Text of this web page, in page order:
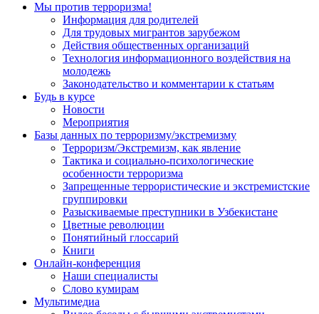
Мы против терроризма!
Информация для родителей
Для трудовых мигрантов зарубежом
Действия общественных организаций
Технология информационного воздействия на
молодежь
Законодательство и комментарии к статьям
Будь в курсе
Новости
Мероприятия
Базы данных по терроризму/экстремизму
Терроризм/Экстремизм, как явление
Тактика и социально-психологические
особенности терроризма
Запрещенные террористические и экстремистские
группировки
Разыскиваемые преступники в Узбекистане
Цветные революции
Понятийный глоссарий
Книги
Онлайн-конференция
Наши специалисты
Слово кумирам
Мультимедиа